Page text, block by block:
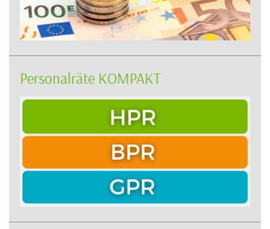
Personalräte KOMPAKT